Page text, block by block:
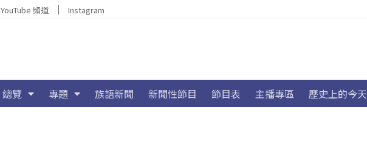
YouTube 頻道 Instagram
總覽 專題 族語新聞 新聞性節目 節目表 主播專區 歷史上的今天